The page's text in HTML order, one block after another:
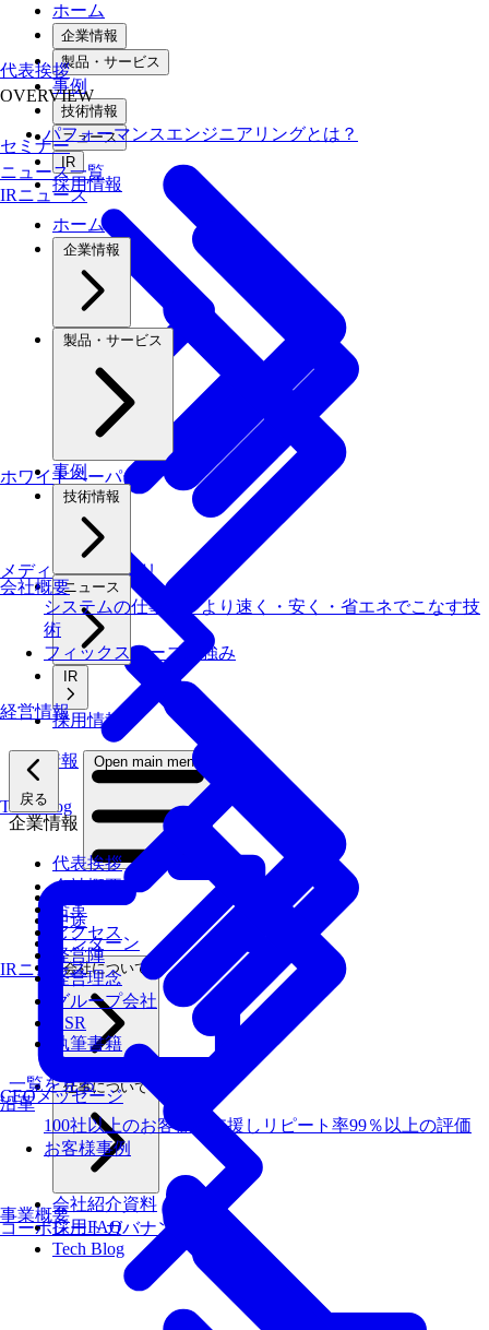
ホーム
企業情報
製品・サービス
事例
技術情報
セミナー
ホワイトペーパー
Tech Blog
ニュース
ニュース一覧
メディアライブラリ
IRニュース
IR
採用情報
ホーム
企業情報
製品・サービス
事例
技術情報
ニュース
IR
採用情報
戻る
企業情報
代表挨拶
会社概要
沿革
アクセス
経営陣
経営理念
グループ会社
CSR
執筆書籍
一覧を見る
代表挨拶
会社概要
沿革
OVERVIEW
パフォーマンスエンジニアリングとは？
システムの仕事を、より速く・安く・省エネでこなす技
術
フィックスターズの​強み
100社以上のお客様を支援しリピート率99％以上の評価
お客様事例
IRニュース
経営情報
コーポレートガバナンス
採用情報 Open main menu
中途
インターン
会社について
CEOメッセージ
仕事について
事業概要
会社紹介資料
採用FAQ
Tech Blog